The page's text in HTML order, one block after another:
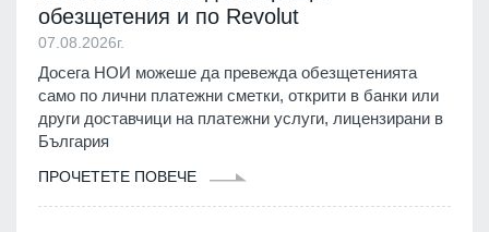
обезщетения и по Revolut
07.08.2026г.
Досега НОИ можеше да превежда обезщетенията
само по лични платежни сметки, открити в банки или
други доставчици на платежни услуги, лицензирани в
България
ПРОЧЕТЕТЕ ПОВЕЧЕ